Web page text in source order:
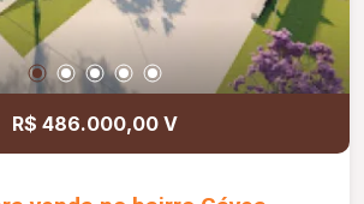
R$ 486.000,00 V